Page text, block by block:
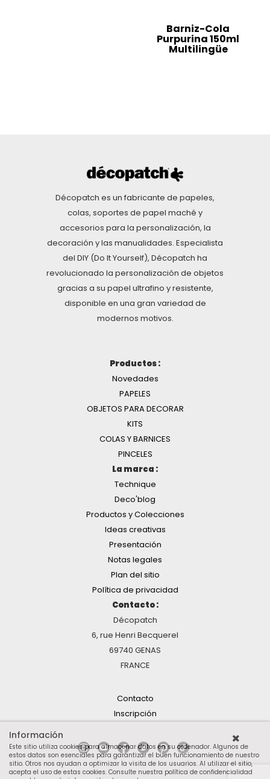
Barniz-Cola
Purpurina 150ml
Multilingüe
Décopatch es un fabricante de papeles,
colas, soportes de papel maché y
accesorios para la personalización, la
decoración y las manualidades. Especialista
del DIY (Do It Yourself), Décopatch ha
revolucionado la personalización de objetos
gracias a su papel ultrafino y resistente,
disponible en una gran variedad de
modernos motivos.
Productos :
Novedades
PAPELES
OBJETOS PARA DECORAR
KITS
COLAS Y BARNICES
PINCELES
La marca :
Technique
Deco'blog
Productos y Colecciones
Ideas creativas
Presentación
Notas legales
Plan del sitio
Política de privacidad
Contacto :
Décopatch
6, rue Henri Becquerel
69740 GENAS
FRANCE
Contacto
Inscripción
Información
Este sitio utiliza cookies para almacenar datos en su ordenador. Algunos de
estos datos son esenciales para garantizar el buen funcionamiento de nuestro
sitio. Otros nos ayudan a optimizar la visita de los usuarios. Al utilizar el sitio,
acepta el uso de estas cookies. Consulte nuestra política de confidencialidad